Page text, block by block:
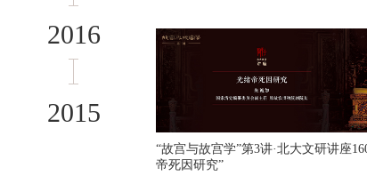
2016
2015
“故宫与故宫学”第3讲·北大文研讲座
帝死因研究”